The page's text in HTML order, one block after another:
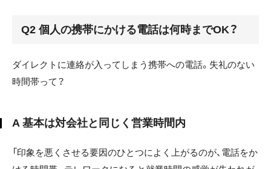
Q2 個人の携帯にかける電話は何時までOK？
ダイレクトに連絡が入ってしまう携帯への電話。失礼のない
時間帯って？
A 基本は対会社と同じく営業時間内
「印象を悪くさせる要因のひとつによく上がるのが、電話をか